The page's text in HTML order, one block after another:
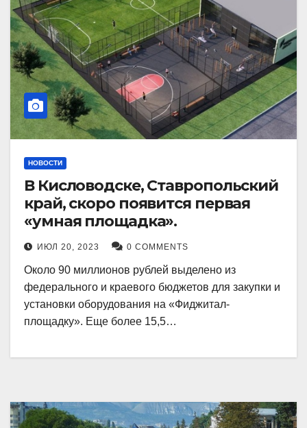
НОВОСТИ
В Кисловодске, Ставропольский
край, скоро появится первая
«умная площадка».
ИЮЛ 20, 2023 0 COMMENTS
Около 90 миллионов рублей выделено из
федерального и краевого бюджетов для закупки и
установки оборудования на «Фиджитал-
площадку». Еще более 15,5…